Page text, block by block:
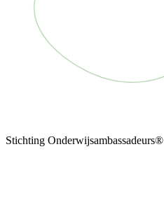
Stichting Onderwijsambassadeurs®